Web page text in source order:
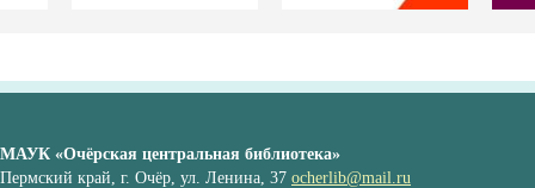
МАУК «Очёрская центральная библиотека»
Пермский край, г. Очёр, ул. Ленина, 37 ocherlib@mail.ru